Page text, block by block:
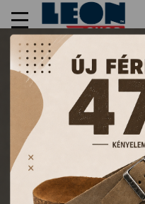
NŐI, FÉRFI
KLUMPÁK
FŐOLDAL TERMÉKEK